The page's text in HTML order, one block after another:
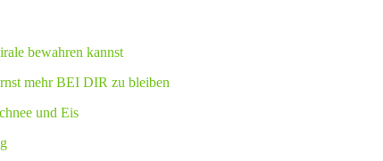
bewahren kannst
mehr BEI DIR zu bleiben
und Eis